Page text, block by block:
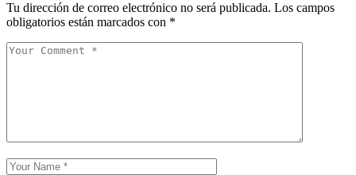
Tu dirección de correo electrónico no será publicada. Los campos
obligatorios están marcados con *